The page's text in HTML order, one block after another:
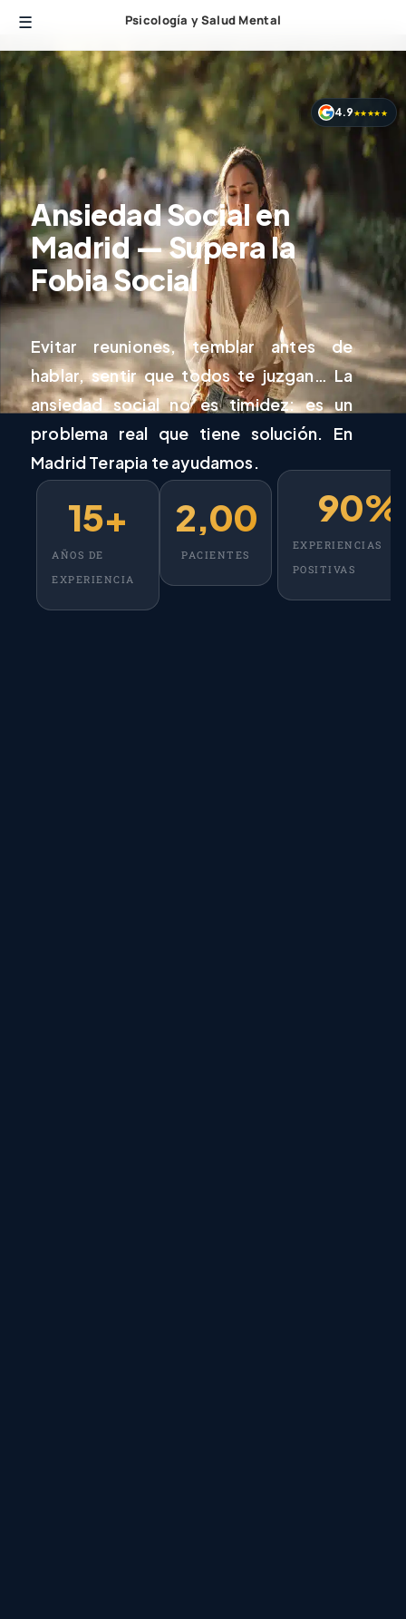
Psicología y Salud Mental
Ansiedad Social en
Madrid — Supera la
Fobia Social
Evitar reuniones, temblar antes de
hablar, sentir que todos te juzgan… La
ansiedadsocial no es timidez: es un
problema real que tiene solución. En
Madrid Terapia te ayudamos.
AÑOS DE
EXPERIENCIA
15+
PACIENTES
2,000
EXPERIENCIAS
POSITIVAS
90%
4.9★★★★★